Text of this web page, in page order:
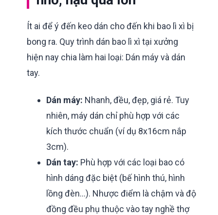
Ít ai để ý đến keo dán cho đến khi bao lì xì bị
bong ra. Quy trình dán bao lì xì tại xưởng
hiện nay chia làm hai loại: Dán máy và dán
tay.
Dán máy: Nhanh, đều, đẹp, giá rẻ. Tuy
nhiên, máy dán chỉ phù hợp với các
kích thước chuẩn (ví dụ 8x16cm nắp
3cm).
Dán tay: Phù hợp với các loại bao có
hình dáng đặc biệt (bế hình thú, hình
lồng đèn...). Nhược điểm là chậm và độ
đồng đều phụ thuộc vào tay nghề thợ